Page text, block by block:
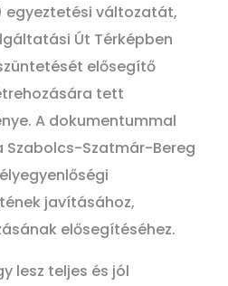
egyeztetési változatát,
Út Térképben
elősegítő
tett
A dokumentummal
Szabolcs-Szatmár-Bereg
javításához,
elősegítéséhez.
lesz teljes és jól